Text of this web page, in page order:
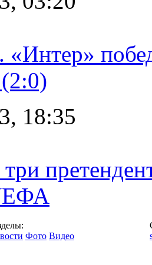
«Интер»
18:35
Фото Видео